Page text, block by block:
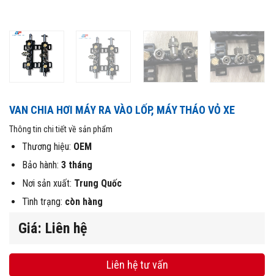
VAN CHIA HƠI MÁY RA VÀO LỐP, MÁY THÁO VỎ XE
Thông tin chi tiết về sản phẩm
Thương hiệu: OEM
Bảo hành: 3 tháng
Nơi sản xuất: Trung Quốc
Tình trạng: còn hàng
Giá: Liên hệ
Liên hệ tư vấn